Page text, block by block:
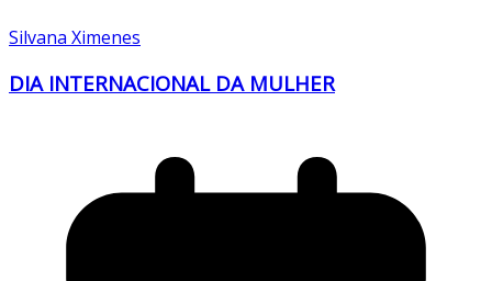
Silvana Ximenes
DIA INTERNACIONAL DA MULHER